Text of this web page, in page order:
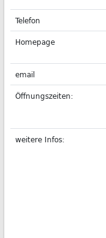
Telefon
Homepage
email
Öffnungszeiten:
weitere Infos: